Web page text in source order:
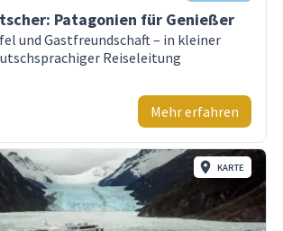
Patagonien für Genießer
und Gastfreundschaft – in kleiner
Reiseleitung
Mehr erfahren
KARTE